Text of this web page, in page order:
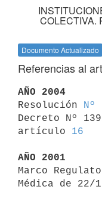
COLECTIVA.
Documento Actualizado
Referencias al
AÑO 2004
Resolución
Nº
Decreto Nº
artículo 16
AÑO 2001
Marco
Médica de